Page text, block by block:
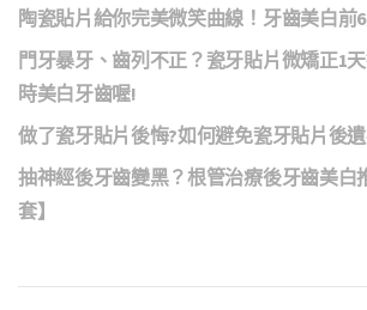
陶瓷貼片給你完美微笑曲線！牙齒美白前
門牙暴牙、齒列不正？瓷牙貼片微矯正1
時美白牙齒喔!
做了瓷牙貼片後悔?如何避免瓷牙貼片後
抽神經後牙齒變黑？根管治療後牙齒美白
套】